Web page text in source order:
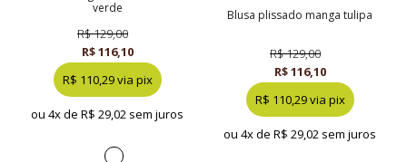
verde
R$ 129,00
R$ 116,10
R$ 110,29 via pix
ou 4x de R$ 29,02 sem juros
blusa plissado manga tulipa
R$ 129,00
R$ 116,10
R$ 110,29 via pix
ou 4x de R$ 29,02 sem juros